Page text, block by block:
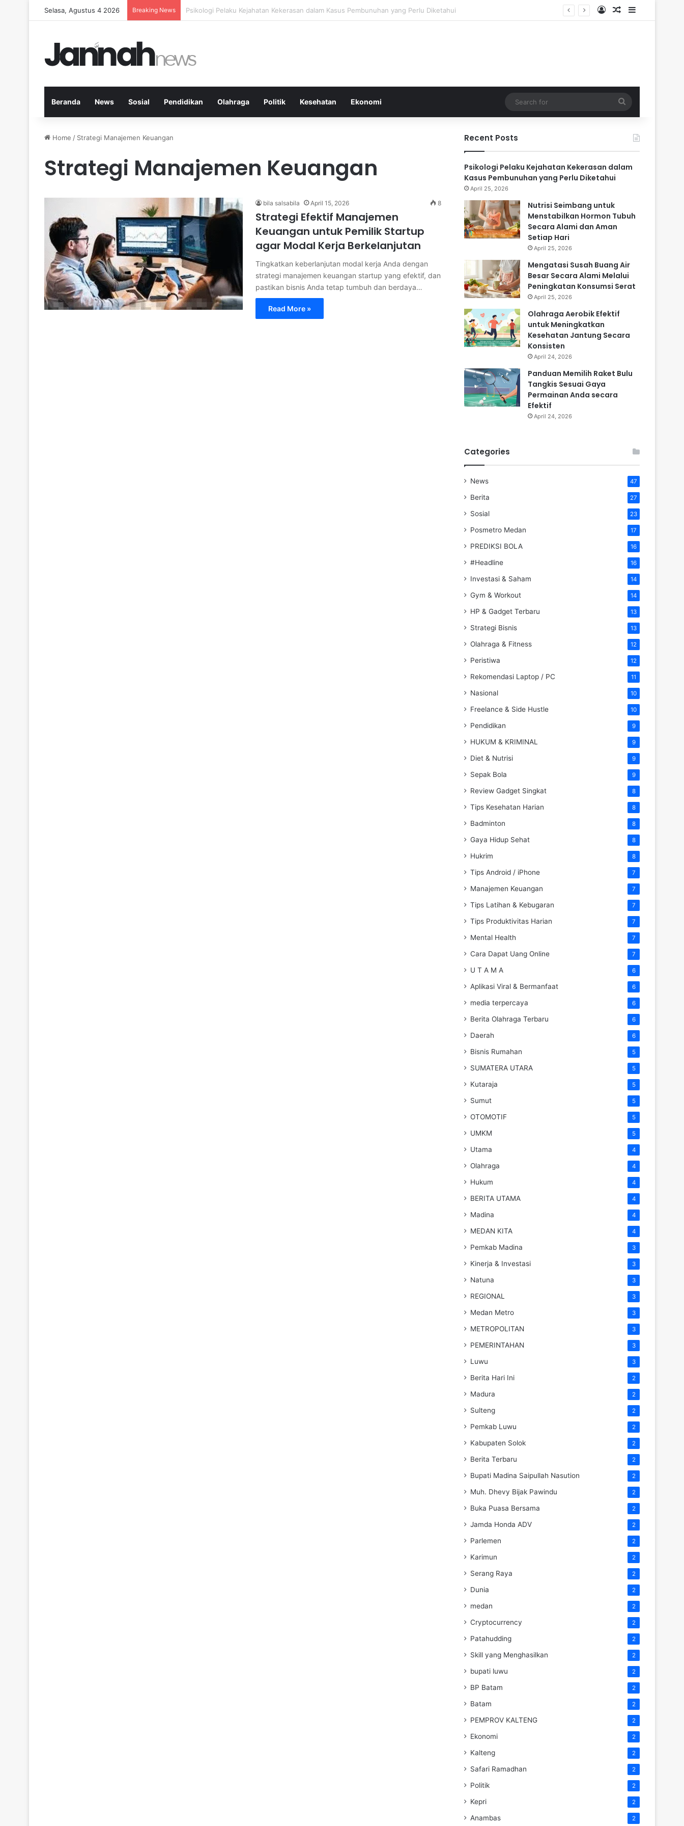
Selasa, Agustus 4 2026 Breaking News Nutrisi Seimbang untuk Menstabilkan Hormon Tubuh Secara Alami dan Aman Setiap Hari Log InRandom Article
Sidebar
Beranda News Sosial Pendidikan Olahraga Politik Kesehatan Ekonomi
for
Home / Strategi Manajemen Keuangan
Strategi Manajemen Keuangan
bila salsabila April 15, 2026 8
Strategi Efektif Manajemen
Keuangan untuk Pemilik Startup
agar Modal Kerja Berkelanjutan
Tingkatkan keberlanjutan modal kerja Anda dengan
strategi manajemen keuangan startup yang efektif, dan
pastikan bisnis Anda tetap tumbuh dan berdaya…
Read More »
Recent Posts
Psikologi Pelaku Kejahatan Kekerasan dalam
Kasus Pembunuhan yang Perlu Diketahui
April 25, 2026
Nutrisi Seimbang untuk
Menstabilkan Hormon Tubuh
Secara Alami dan Aman
Setiap Hari
April 25, 2026
Mengatasi Susah Buang Air
Besar Secara Alami Melalui
Peningkatan Konsumsi Serat
April 25, 2026
Olahraga Aerobik Efektif
untuk Meningkatkan
Kesehatan Jantung Secara
Konsisten
April 24, 2026
Panduan Memilih Raket Bulu
Tangkis Sesuai Gaya
Permainan Anda secara
Efektif
April 24, 2026
Categories
News 47
Berita 27
Sosial 23
Posmetro Medan 17
PREDIKSI BOLA 16
#Headline 16
Investasi & Saham 14
Gym & Workout 14
HP & Gadget Terbaru 13
Strategi Bisnis 13
Olahraga & Fitness 12
Peristiwa 12
Rekomendasi Laptop / PC 11
Nasional 10
Freelance & Side Hustle 10
Pendidikan 9
HUKUM & KRIMINAL 9
Diet & Nutrisi 9
Sepak Bola 9
Review Gadget Singkat 8
Tips Kesehatan Harian 8
Badminton 8
Gaya Hidup Sehat 8
Hukrim 8
Tips Android / iPhone 7
Manajemen Keuangan 7
Tips Latihan & Kebugaran 7
Tips Produktivitas Harian 7
Mental Health 7
Cara Dapat Uang Online 7
U T A M A 6
Aplikasi Viral & Bermanfaat 6
media terpercaya 6
Berita Olahraga Terbaru 6
Daerah 6
Bisnis Rumahan 5
SUMATERA UTARA 5
Kutaraja 5
Sumut 5
OTOMOTIF 5
UMKM 5
Utama 4
Olahraga 4
Hukum 4
BERITA UTAMA 4
Madina 4
MEDAN KITA 4
Pemkab Madina 3
Kinerja & Investasi 3
Natuna 3
REGIONAL 3
Medan Metro 3
METROPOLITAN 3
PEMERINTAHAN 3
Luwu 3
Berita Hari Ini 2
Madura 2
Sulteng 2
Pemkab Luwu 2
Kabupaten Solok 2
Berita Terbaru 2
Bupati Madina Saipullah Nasution 2
Muh. Dhevy Bijak Pawindu 2
Buka Puasa Bersama 2
Jamda Honda ADV 2
Parlemen 2
Karimun 2
Serang Raya 2
Dunia 2
medan 2
Cryptocurrency 2
Patahudding 2
Skill yang Menghasilkan 2
bupati luwu 2
BP Batam 2
Batam 2
PEMPROV KALTENG 2
Ekonomi 2
Kalteng 2
Safari Ramadhan 2
Politik 2
Kepri 2
Anambas 2